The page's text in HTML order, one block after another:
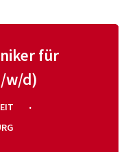
für
w/d)
·